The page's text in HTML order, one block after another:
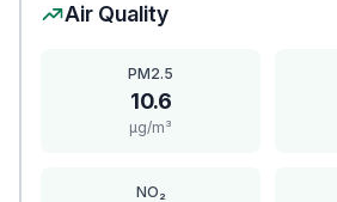
Air Quality
PM2.5
10.6
μg/m³
NO₂